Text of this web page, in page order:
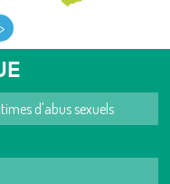
d'abus sexuels